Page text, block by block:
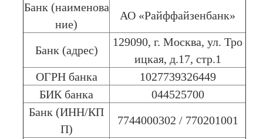
Банк (наименова
ние)
АО «Райффайзенбанк»
Банк (адрес)
129090, г. Москва, ул. Тро
ицкая, д.17, стр.1
ОГРН банка
1027739326449
БИК банка
044525700
Банк (ИНН/КП
П)
7744000302 / 770201001